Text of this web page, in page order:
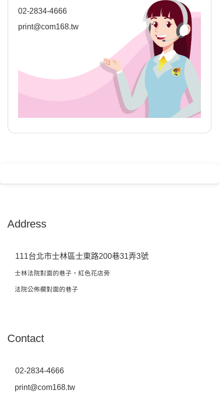
02-2834-4666
print@com168.tw
Address
111台北市士林區士東路200巷31弄3號
士林法院對面的巷子，紅色花店旁
法院公佈欄對面的巷子
Contact
02-2834-4666
print@com168.tw